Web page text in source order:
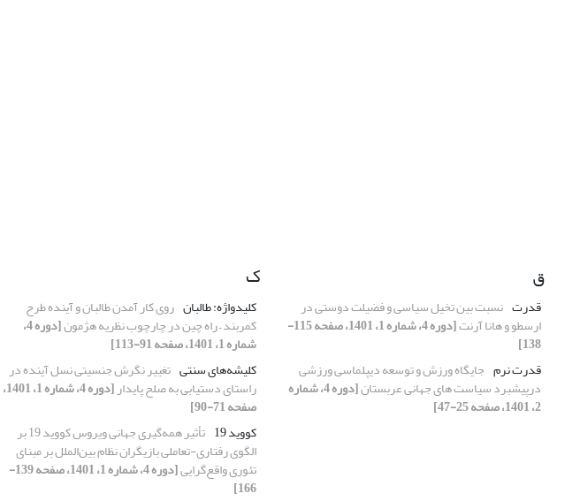
ق
قدرت نسبت بین تخیل سیاسی و فضیلت دوستی در
ارسطو و هانا آرنت [دوره 4، شماره 1، 1401، صفحه 115-
138]
قدرت نرم جایگاه ورزش و توسعه دیپلماسی ورزشی
درپیشبرد سیاست های جهانی عربستان [دوره 4، شماره
2، 1401، صفحه 25-47]
ک
کلیدواژه: طالبان روی کار آمدن طالبان و آینده طرح
کمربند – راه چین در چارچوب نظریه هژمون [دوره 4،
شماره 1، 1401، صفحه 91-113]
کلیشه‌های سنتی تغییر نگرش جنسیتی نسل آینده در
راستای دستیابی به صلح پایدار [دوره 4، شماره 1، 1401،
صفحه 71-90]
کووید 19
تأثیر همه‌گیری جهانی ویروس کووید 19 بر
الگوی رفتاری-تعاملی بازیگران نظام بین‌الملل بر مبنای
تئوری واقع‌گرایی [دوره 4، شماره 1، 1401، صفحه 139-
166]